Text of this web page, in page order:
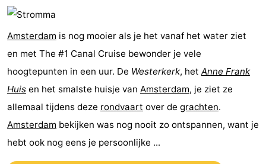
Amsterdam is nog mooier als je het vanaf het water ziet
en met The #1 Canal Cruise bewonder je vele
hoogtepunten in een uur. De Westerkerk, het Anne Frank
Huis en het smalste huisje van Amsterdam, je ziet ze
allemaal tijdens deze rondvaart over de grachten.
Amsterdam bekijken was nog nooit zo ontspannen, want je
hebt ook nog eens je persoonlijke ...